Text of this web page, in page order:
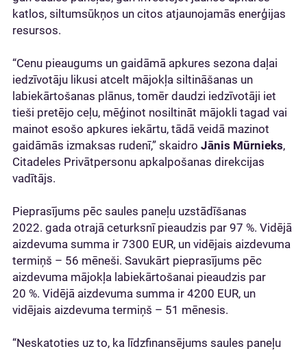
katlos, siltumsūkņos un citos atjaunojamās enerģijas
resursos.
“Cenu pieaugums un gaidāmā apkures sezona daļai
iedzīvotāju likusi atcelt mājokļa siltināšanas un
labiekārtošanas plānus, tomēr daudzi iedzīvotāji iet
tieši pretējo ceļu, mēģinot nosiltināt mājokli tagad vai
mainot esošo apkures iekārtu, tādā veidā mazinot
gaidāmās izmaksas rudenī,” skaidro Jānis Mūrnieks,
Citadeles Privātpersonu apkalpošanas direkcijas
vadītājs.
Pieprasījums pēc saules paneļu uzstādīšanas
2022. gada otrajā ceturksnī pieaudzis par 97 %. Vidējā
aizdevuma summa ir 7300 EUR, un vidējais aizdevuma
termiņš – 56 mēneši. Savukārt pieprasījums pēc
aizdevuma mājokļa labiekārtošanai pieaudzis par
20 %. Vidējā aizdevuma summa ir 4200 EUR, un
vidējais aizdevuma termiņš – 51 mēnesis.
“Neskatoties uz to, ka līdzfinansējums saules paneļu